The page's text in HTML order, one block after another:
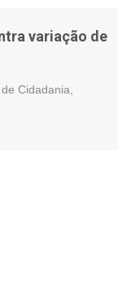
variação de
Cidadania,